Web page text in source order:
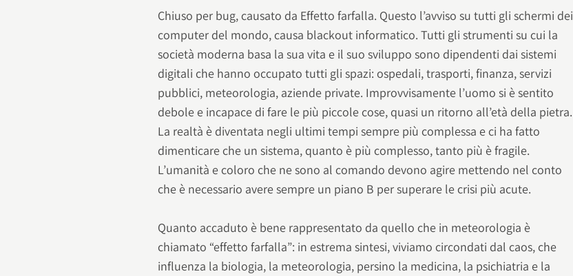
Chiuso per bug, causato da Effetto farfalla. Questo l’avviso su tutti gli schermi dei
computer del mondo, causa blackout informatico. Tutti gli strumenti su cui la
società moderna basa la sua vita e il suo sviluppo sono dipendenti dai sistemi
digitali che hanno occupato tutti gli spazi: ospedali, trasporti, finanza, servizi
pubblici, meteorologia, aziende private. Improvvisamente l’uomo si è sentito
debole e incapace di fare le più piccole cose, quasi un ritorno all’età della pietra.
La realtà è diventata negli ultimi tempi sempre più complessa e ci ha fatto
dimenticare che un sistema, quanto è più complesso, tanto più è fragile.
L’umanità e coloro che ne sono al comando devono agire mettendo nel conto
che è necessario avere sempre un piano B per superare le crisi più acute.
Quanto accaduto è bene rappresentato da quello che in meteorologia è
chiamato “effetto farfalla”: in estrema sintesi, viviamo circondati dal caos, che
influenza la biologia, la meteorologia, persino la medicina, la psichiatria e la